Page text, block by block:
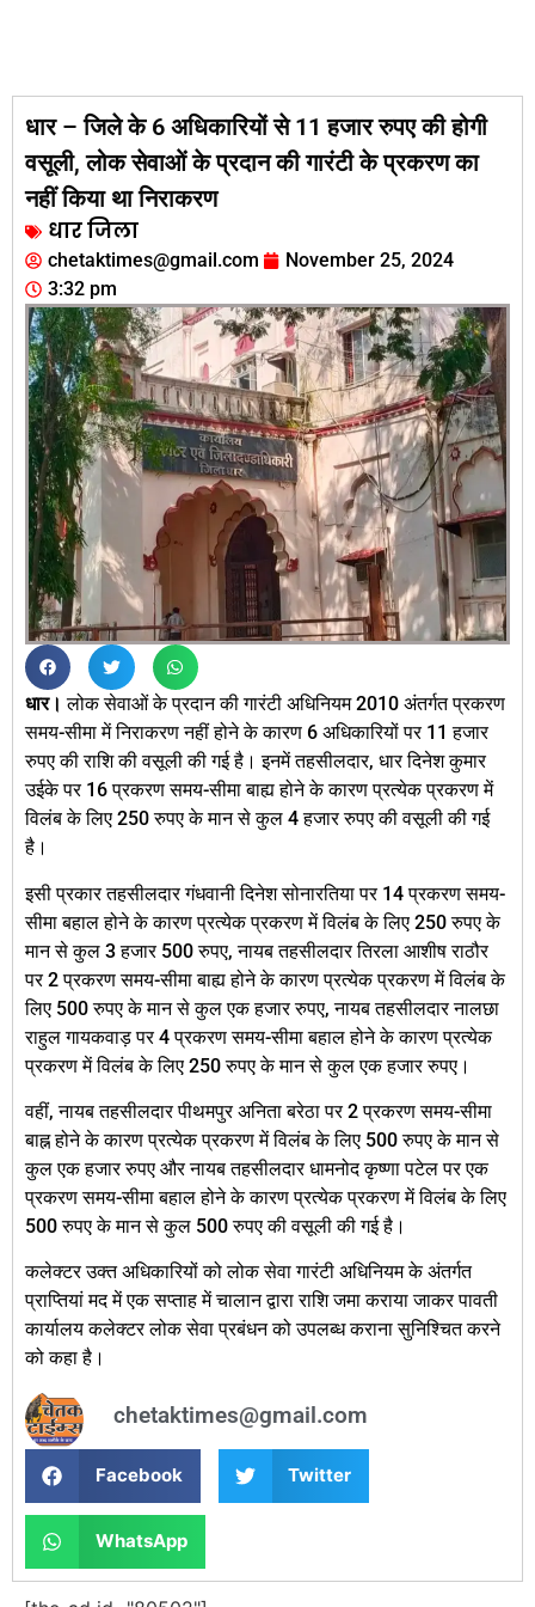
धार – जिले के 6 अधिकारियों से 11 हजार रुपए की होगी
वसूली, लोक सेवाओं के प्रदान की गारंटी के प्रकरण का
नहीं किया था निराकरण
धार जिला
chetaktimes@gmail.com
November 25, 2024
3:32 pm
धार। लोक सेवाओं के प्रदान की गारंटी अधिनियम 2010 अंतर्गत प्रकरण
समय-सीमा में निराकरण नहीं होने के कारण 6 अधिकारियों पर 11 हजार
रुपए की राशि की वसूली की गई है। इनमें तहसीलदार, धार दिनेश कुमार
उईके पर 16 प्रकरण समय-सीमा बाह्य होने के कारण प्रत्येक प्रकरण में
विलंब के लिए 250 रुपए के मान से कुल 4 हजार रुपए की वसूली की गई
है।
इसी प्रकार तहसीलदार गंधवानी दिनेश सोनारतिया पर 14 प्रकरण समय-
सीमा बहाल होने के कारण प्रत्येक प्रकरण में विलंब के लिए 250 रुपए के
मान से कुल 3 हजार 500 रुपए, नायब तहसीलदार तिरला आशीष राठौर
पर 2 प्रकरण समय-सीमा बाह्य होने के कारण प्रत्येक प्रकरण में विलंब के
लिए 500 रुपए के मान से कुल एक हजार रुपए, नायब तहसीलदार नालछा
राहुल गायकवाड़ पर 4 प्रकरण समय-सीमा बहाल होने के कारण प्रत्येक
प्रकरण में विलंब के लिए 250 रुपए के मान से कुल एक हजार रुपए।
वहीं, नायब तहसीलदार पीथमपुर अनिता बरेठा पर 2 प्रकरण समय-सीमा
बाह्न होने के कारण प्रत्येक प्रकरण में विलंब के लिए 500 रुपए के मान से
कुल एक हजार रुपए और नायब तहसीलदार धामनोद कृष्णा पटेल पर एक
प्रकरण समय-सीमा बहाल होने के कारण प्रत्येक प्रकरण में विलंब के लिए
500 रुपए के मान से कुल 500 रुपए की वसूली की गई है।
कलेक्टर उक्त अधिकारियों को लोक सेवा गारंटी अधिनियम के अंतर्गत
प्राप्तियां मद में एक सप्ताह में चालान द्वारा राशि जमा कराया जाकर पावती
कार्यालय कलेक्टर लोक सेवा प्रबंधन को उपलब्ध कराना सुनिश्चित करने
को कहा है।
chetaktimes@gmail.com
Facebook Twitter
WhatsApp